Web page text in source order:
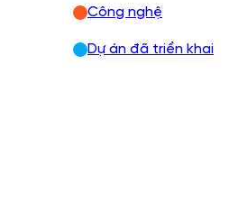
Công nghệ
Dự án đã triển khai